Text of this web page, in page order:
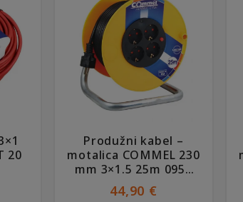
20
Produžni kabel –
motalica COMMEL 230
mm 3×1.5 25m 0955
PP/J
44,90 €